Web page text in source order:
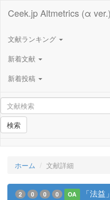
Ceek.jp Altmetrics (α ver.)
文献ランキング
新着文献
新着投稿
検索
ホーム 文献詳細
2 0 0 0 OA 「法